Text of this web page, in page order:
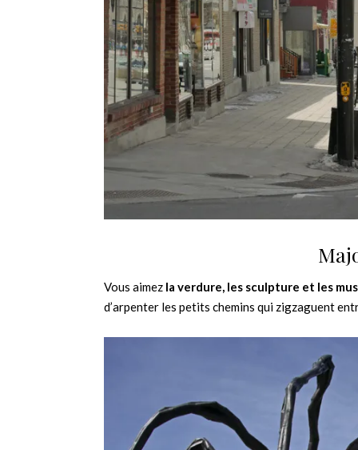
Vous aimez la verdure, les sculpture et les
d’arpenter les petits chemins qui zigzaguent